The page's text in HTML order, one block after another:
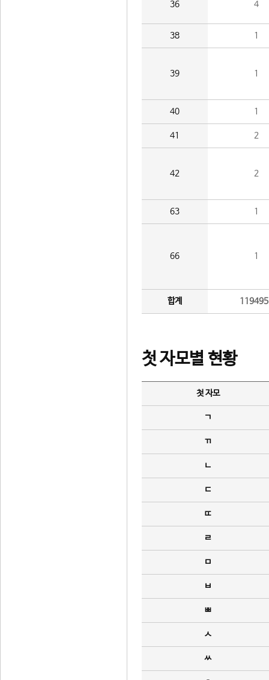
36 4
38 1
39 1
40 1
41 2
42 2
63 1
66 1
합계
첫 자모별 현황
첫 자모
ㄱ
ㄲ
ㄴ
ㄷ
ㄸ
ㄹ
ㅁ
ㅂ
ㅃ
ㅅ
ㅆ